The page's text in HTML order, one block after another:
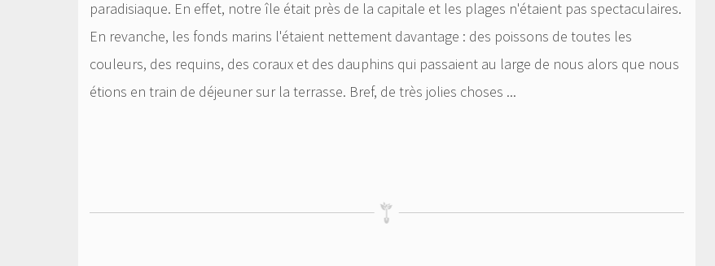
paradisiaque. En effet, notre île était près de la capitale et les plages n'étaient pas spectaculaires.
En revanche, les fonds marins l'étaient nettement davantage : des poissons de toutes les
couleurs, des requins, des coraux et des dauphins qui passaient au large de nous alors que nous
étions en train de déjeuner sur la terrasse. Bref, de très jolies choses ...